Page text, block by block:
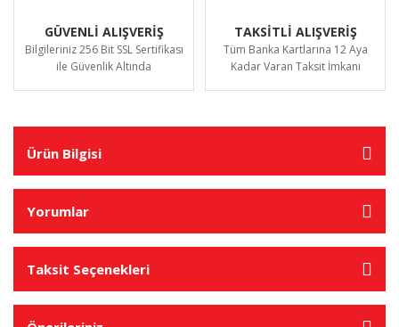
GÜVENLİ ALIŞVERİŞ
Bilgileriniz 256 Bit SSL Sertifikası
ile Güvenlik Altında
TAKSİTLİ ALIŞVERİŞ
Tüm Banka Kartlarına 12 Aya
Kadar Varan Taksit İmkanı
Ürün Bilgisi
Yorumlar
Taksit Seçenekleri